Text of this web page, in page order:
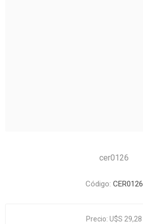
cer0126
Código: CER0126
Precio: U$S 29,28